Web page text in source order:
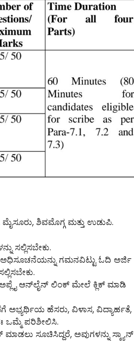
ಶಿವಮೊಗ್ಗ ಮತ್ತು ಉಡುಪಿ.
ಸಲ್ಲಿಸಬೇಕು.
ಗಮನವಿಟ್ಟು ಓದಿ ಅರ್ಜಿ
ಆನ್‌ಲೈನ್‌ ಲಿಂಕ್ ಮೇಲೆ ಕ್ಲಿಕ್ ಮಾಡಿ
ಅಭ್ಯರ್ಥಿಯ ಹೆಸರು, ವಿಳಾಸ, ವಿದ್ಯಾರ್ಹತೆ,
ಒಮ್ಮೆ ಪರಿಶೀಲಿಸಿ.
ಸೂಚಿಸಿದ್ದರೆ, ಅವುಗಳನ್ನು ಸ್ಕ್ಯಾನ್